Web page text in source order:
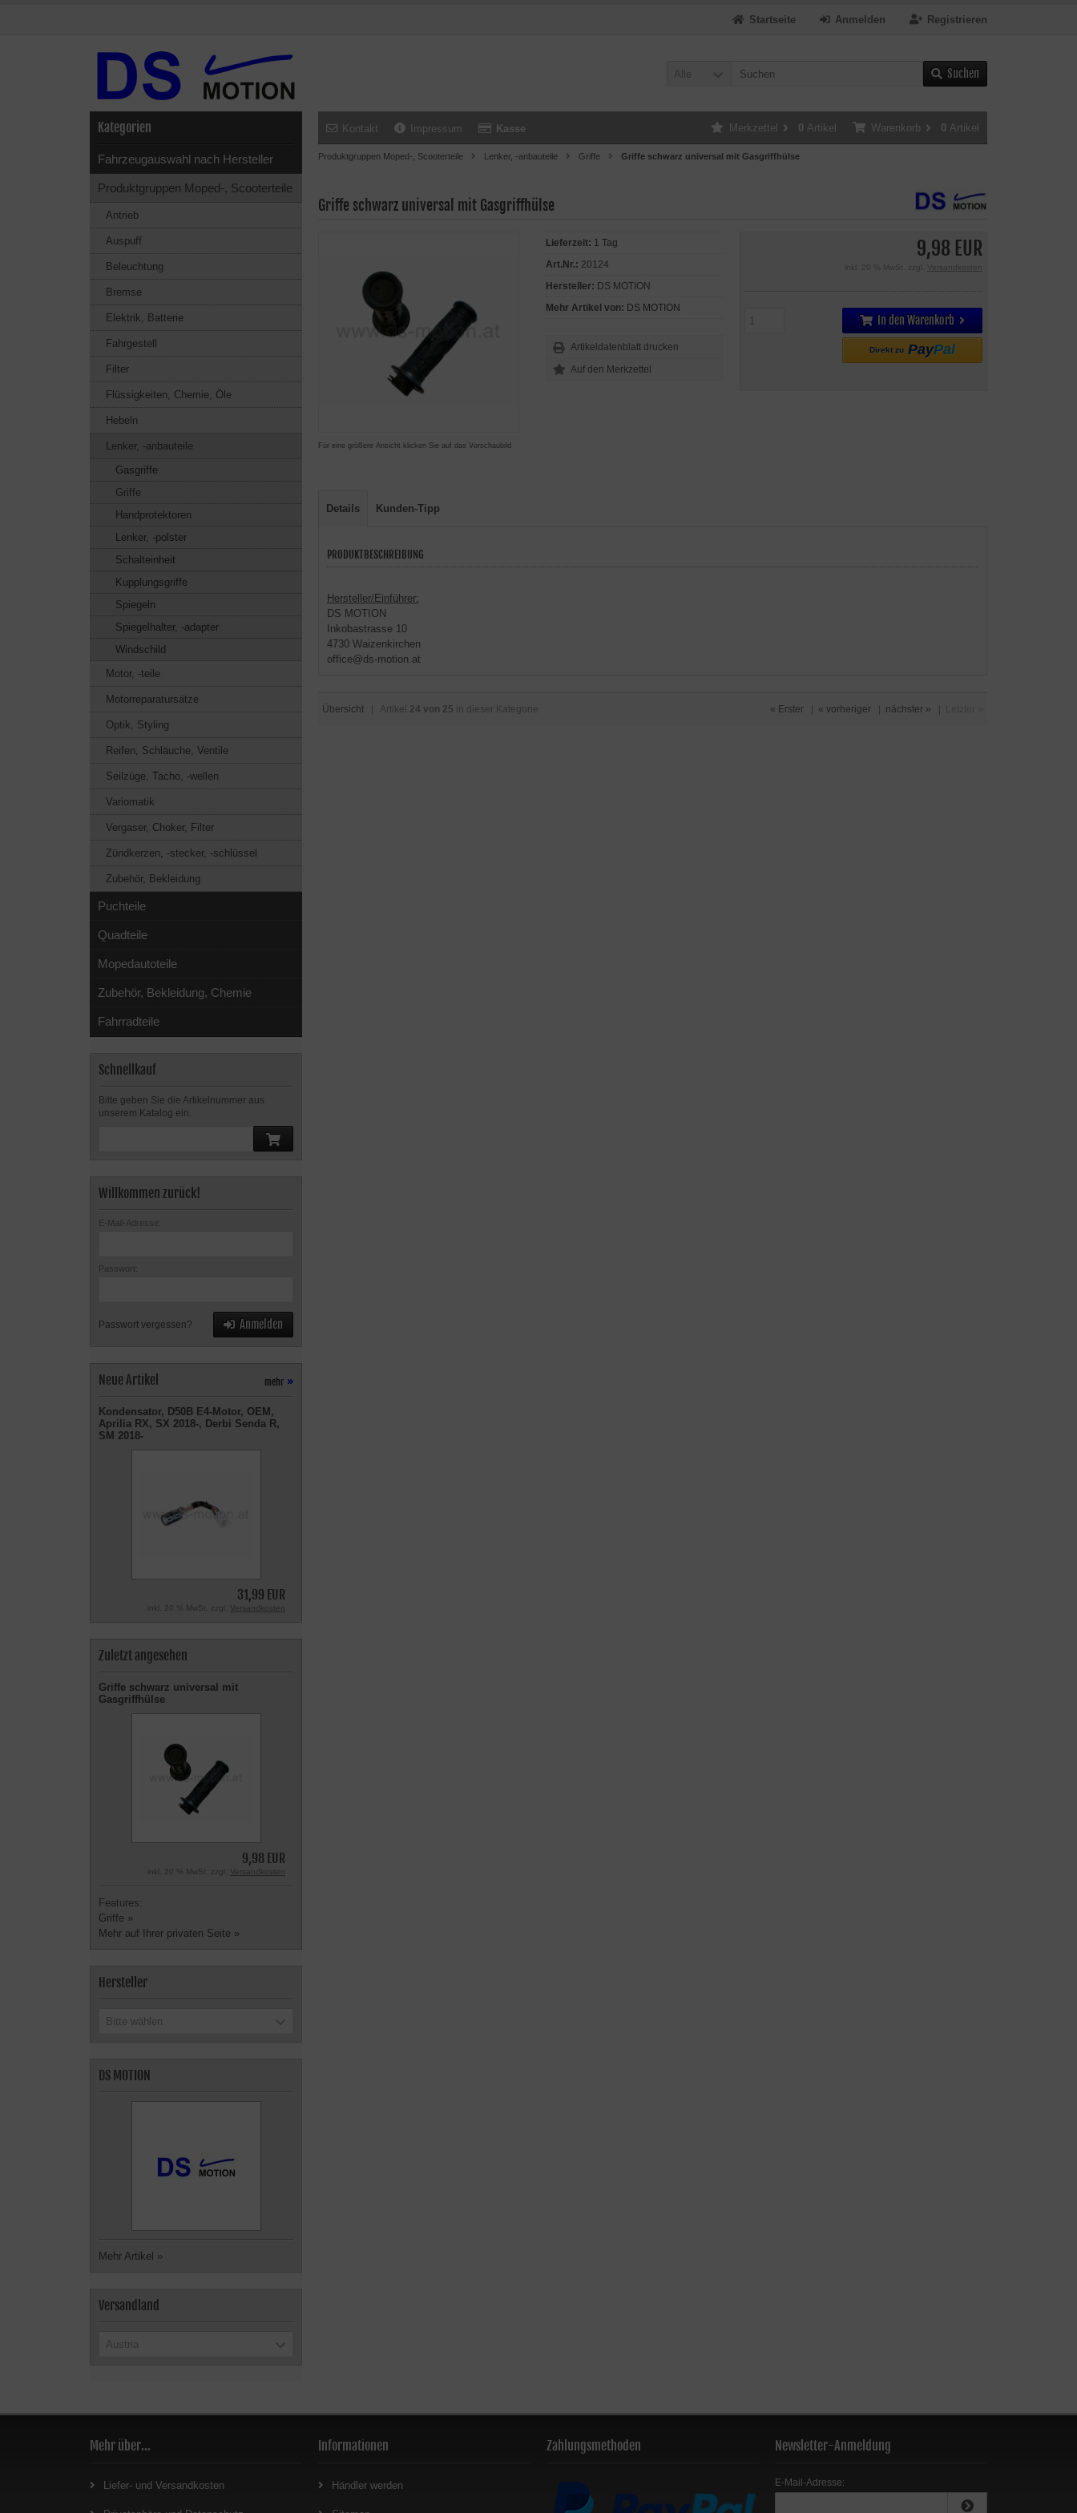
Registrieren
Anmelden
Startseite
Alle Suchen
Kontakt Impressum Kasse Warenkorb 0 Artikel
Merkzettel 0 Artikel
Produktgruppen Moped-, Scooterteile Lenker, -anbauteile Griffe Griffe schwarz universal mit Gasgriffhülse
Griffe schwarz universal mit Gasgriffhülse
Für eine größere Ansicht klicken Sie auf das Vorschaubild
9,98 EUR
inkl. 20 % MwSt. zzgl. Versandkosten
In den Warenkorb
Direkt zu PayPal
Lieferzeit: 1 Tag
Art.Nr.: 20124
Hersteller: DS MOTION
Mehr Artikel von: DS MOTION
Artikeldatenblatt drucken
Details Kunden-Tipp
PRODUKTBESCHREIBUNG
Hersteller/Einführer:
DS MOTION
Inkobastrasse 10
4730 Waizenkirchen
office@ds-motion.at
Übersicht | Artikel 24 von 25 in dieser Kategorie « Erster | « vorheriger | nächster » |
Kategorien
Fahrzeugauswahl nach Hersteller
Produktgruppen Moped-, Scooterteile
Antrieb
Auspuff
Beleuchtung
Bremse
Elektrik, Batterie
Fahrgestell
Filter
Flüssigkeiten, Chemie, Öle
Hebeln
Lenker, -anbauteile
Gasgriffe
Griffe
Handprotektoren
Lenker, -polster
Schalteinheit
Kupplungsgriffe
Spiegeln
Spiegelhalter, -adapter
Windschild
Motor, -teile
Motorreparatursätze
Optik, Styling
Reifen, Schläuche, Ventile
Seilzüge, Tacho, -wellen
Variomatik
Vergaser, Choker, Filter
Zündkerzen, -stecker, -schlüssel
Zubehör, Bekleidung
Puchteile
Quadteile
Mopedautoteile
Zubehör, Bekleidung, Chemie
Fahrradteile
Schnellkauf
Bitte geben Sie die Artikelnummer aus
unserem Katalog ein.
Willkommen zurück!
E-Mail-Adresse:
Passwort:
Passwort vergessen? Anmelden
Neue Artikel mehr »
Kondensator, D50B E4-Motor, OEM,
Aprilia RX, SX 2018-, Derbi Senda R,
SM 2018-
31,99 EUR
inkl. 20 % MwSt. zzgl. Versandkosten
Zuletzt angesehen
Griffe schwarz universal mit
Gasgriffhülse
9,98 EUR
inkl. 20 % MwSt. zzgl. Versandkosten
Features:
Griffe »
Mehr auf Ihrer privaten Seite »
Hersteller
Bitte wählen
DS MOTION
Mehr Artikel »
Versandland
Austria
Mehr über...
Liefer- und Versandkosten
Informationen
Händler werden
Zahlungsmethoden Newsletter-Anmeldung
E-Mail-Adresse: